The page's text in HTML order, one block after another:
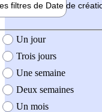
filtres de Date de
création de l'offre
Un jour
Trois jours
Une semaine
Deux semaines
Un mois